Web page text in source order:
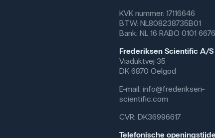
De fijne graduatie stelt
en hun begrip van precisie en
De spuit kan in laboratoria
doseren van kleine
in ambachtelijke en creatieve
tweecomponentenharsen of
gezondheidszorg en
hulpmiddel daar waar
Specifikationer
Graduering: 0.01
Volumen: 1 mL
KVK nummer: 17116646
BTW: NL808238735B01
Bank: NL 16 RABO 0101
Frederiksen Scientific A/S
Viaduktvej 35
DK 6870 Oelgod
E-mail: info@frederiksen-
scientific.com
CVR: DK36996617
Telefonische